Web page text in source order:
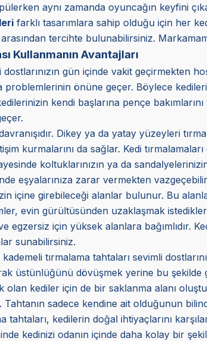
aynı zamanda oyuncağın keyfini
farklı tasarımlara sahip olduğu için her
tercihte bulunabilirsiniz.
Kullanmanın Avantajları
dostlarınızın gün içinde vakit geçirmekten
problemlerinin önüne geçer. Böylece
kendi başlarına pençe
Dikey ya da yatay yüzeyleri
kurmalarını da sağlar. Kedi
koltuklarınızın ya da
eşyalarınıza zarar vermekten
içine girebileceği alanlar bulunur. Bu
evin gürültüsünden uzaklaşmak
egzersiz için yüksek alanlara bağımlıdır.
sunabilirsiniz.
tırmalama tahtaları sevimli
üstünlüğünü dövüşmek yerine bu
olan kediler için de bir saklanma alanı
Tahtanın sadece kendine ait olduğunun
tahtaları, kedilerin doğal ihtiyaçlarını
kedinizi odanın içinde daha kolay bir